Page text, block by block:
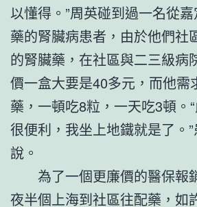
以懂得。”周英碰到過一名從
藥的腎臟病患者，由於他們社
的腎臟藥，在社區與二三級病
價一盒大要是40多元，而他需
藥，一頓吃8粒，一天吃3頓。
很便利，我坐上地鐵就是了。
說。
為了一個更廉價的醫保報
夜半個上海到社區往配藥，如